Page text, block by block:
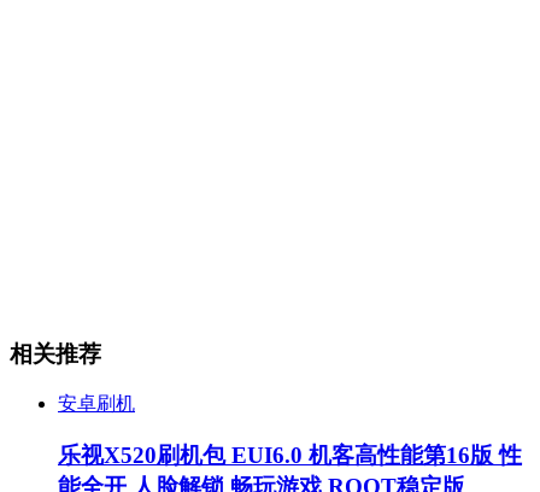
相关推荐
安卓刷机
乐视X520刷机包 EUI6.0 机客高性能第16版 性
能全开 人脸解锁 畅玩游戏 ROOT稳定版